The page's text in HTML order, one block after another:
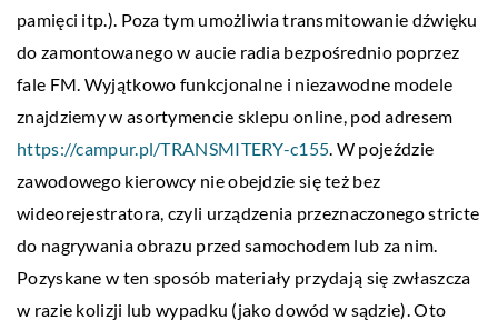
pamięci itp.). Poza tym umożliwia transmitowanie dźwięku
do zamontowanego w aucie radia bezpośrednio poprzez
fale FM. Wyjątkowo funkcjonalne i niezawodne modele
znajdziemy w asortymencie sklepu online, pod adresem
https://campur.pl/TRANSMITERY-c155. W pojeździe
zawodowego kierowcy nie obejdzie się też bez
wideorejestratora, czyli urządzenia przeznaczonego stricte
do nagrywania obrazu przed samochodem lub za nim.
Pozyskane w ten sposób materiały przydają się zwłaszcza
w razie kolizji lub wypadku (jako dowód w sądzie). Oto